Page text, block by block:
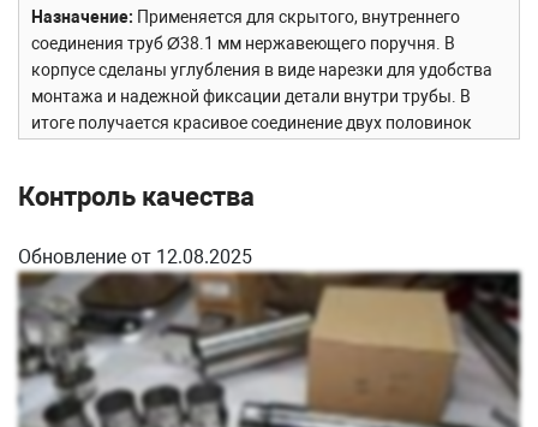
Назначение Применяется для скрытого, внутреннего
соединения труб Ø38.1 мм нержавеющего поручня. В
корпусе сделаны углубления в виде нарезки для удобства
монтажа и надежной фиксации детали внутри трубы. В
итоге получается красивое соединение двух половинок
Особенность модели Деталь спроектирована для
Контроль качества
Обновление от 12.08.2025